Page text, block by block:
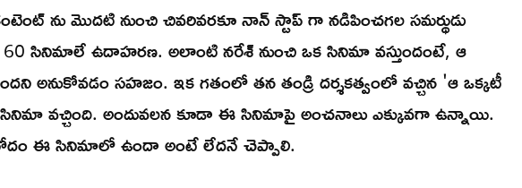
ను మొదటి నుంచి చివరివరకూ నాన్ స్టాప్ గా నడిపించగల సమర్థుడు
సినిమాలే ఉదాహరణ. అలాంటి నరేశ్ నుంచి ఒక సినిమా వస్తుందంటే, ఆ
అనుకోవడం సహజం. ఇక గతంలో తన తండ్రి దర్శకత్వంలో వచ్చిన 'ఆ ఒక్కటీ
వచ్చింది. అందువలన కూడా ఈ సినిమాపై అంచనాలు ఎక్కువగా ఉన్నాయి.
ఈ సినిమాలో ఉందా అంటే లేదనే చెప్పాలి.